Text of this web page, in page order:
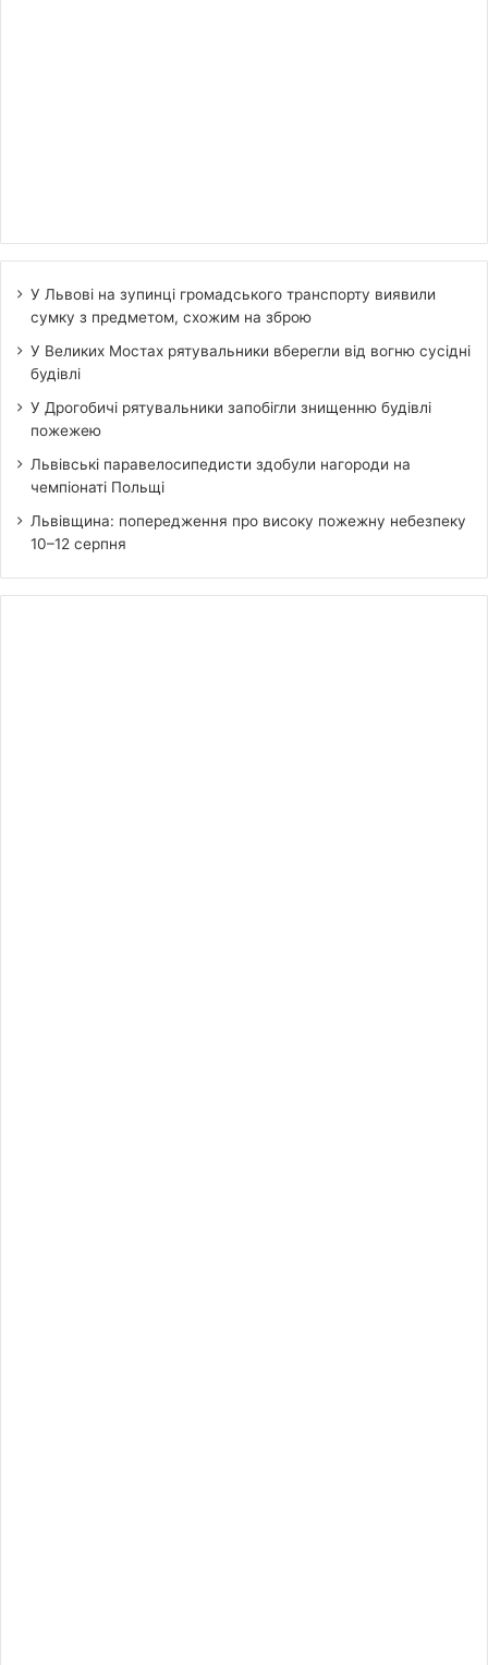
У Львові на зупинці громадського транспорту виявили
сумку з предметом, схожим на зброю
У Великих Мостах рятувальники вберегли від вогню сусідні
будівлі
У Дрогобичі рятувальники запобігли знищенню будівлі
пожежею
Львівські паравелосипедисти здобули нагороди на
чемпіонаті Польщі
Львівщина: попередження про високу пожежну небезпеку
10–12 серпня